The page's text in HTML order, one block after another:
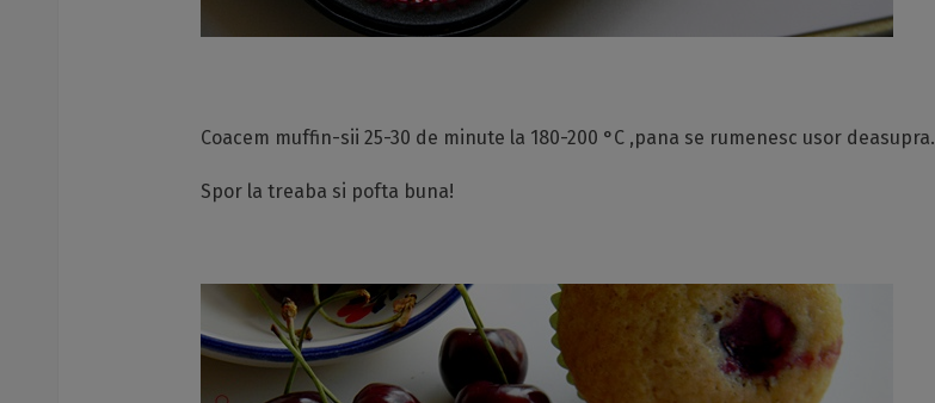
Coacem muffin-sii 25-30 de minute la 180-200 °C ,pana se rumenesc usor deasupra.
Spor la treaba si pofta buna!